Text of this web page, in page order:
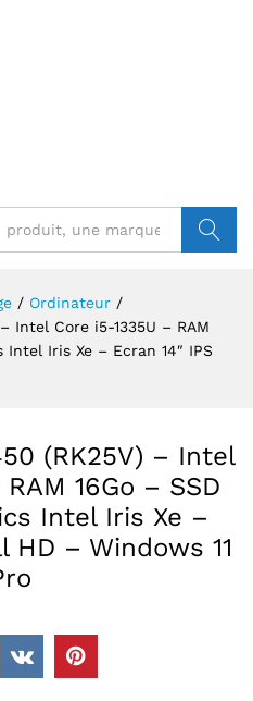
/ Ordinateur /
Intel Core i5-1335U – RAM
Intel Iris Xe – Ecran 14″ IPS
(RK25V) – Intel
16Go – SSD
Intel Iris Xe –
HD – Windows 11